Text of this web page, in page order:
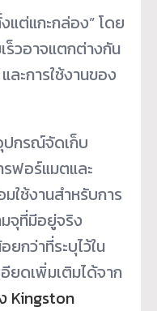
แต่แกะกล่อง” โดย
ร็วอาจแตกต่างกัน
ะการใช้งานของ
ปกรณ์จัดเก็บ
ฟอร์แมตและ
ใช้งานสำหรับการ
จุที่มีอยู่จริง
กว่าที่ระบุไว้ใน
ยดเพิ่มเติมได้จาก
Kingston